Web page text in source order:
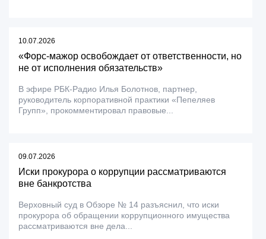
10.07.2026
«Форс-мажор освобождает от ответственности, но
не от исполнения обязательств»
В эфире РБК-Радио Илья Болотнов, партнер,
руководитель корпоративной практики «Пепеляев
Групп», прокомментировал правовые...
09.07.2026
Иски прокурора о коррупции рассматриваются
вне банкротства
Верховный суд в Обзоре № 14 разъяснил, что иски
прокурора об обращении коррупционного имущества
рассматриваются вне дела...